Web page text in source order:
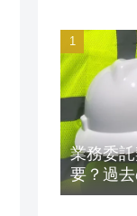
業務委
要？過
解説し